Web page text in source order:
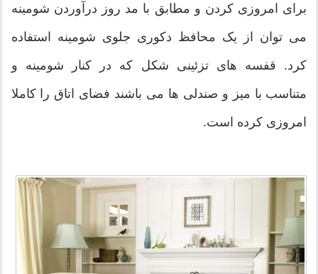
برای امروزی کردن و مطابق با مد روز درآوردن شومینه
می توان از یک محافظ دکوری جلوی شومینه استفاده
کرد. قفسه های تزئینی شکل که در کنار شومینه و
متناسب با میز و صندلی ها می باشند فضای اتاق را کاملا
امروزی کرده است.